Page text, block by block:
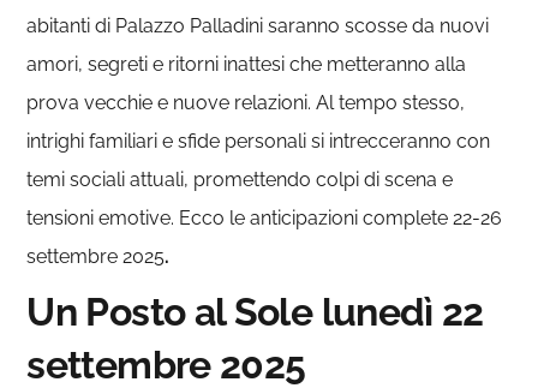
abitanti di Palazzo Palladini saranno scosse da nuovi
amori, segreti e ritorni inattesi che metteranno alla
prova vecchie e nuove relazioni. Al tempo stesso,
intrighi familiari e sfide personali si intrecceranno con
temi sociali attuali, promettendo colpi di scena e
tensioni emotive. Ecco le anticipazioni complete 22-26
settembre 2025.
Un Posto al Sole lunedì 22
settembre 2025